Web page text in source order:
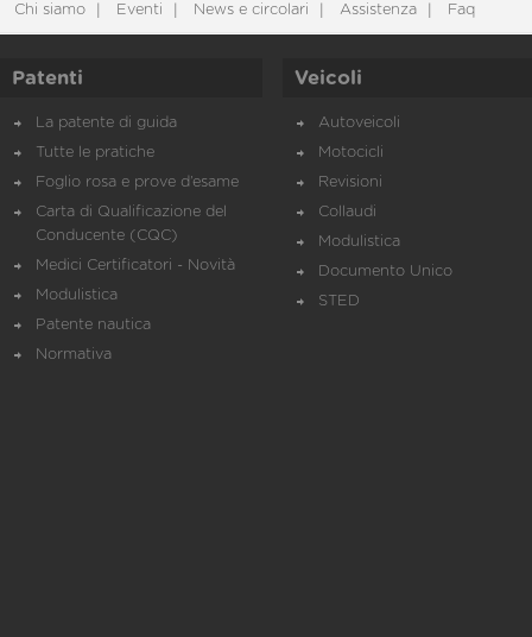
Chi siamo Eventi News e circolari Assistenza Faq
Patenti
La patente di guida
Tutte le pratiche
Foglio rosa e prove d’esame
Carta di Qualificazione del
Conducente (CQC)
Medici Certificatori - Novità
Modulistica
Patente nautica
Normativa
Veicoli
Autoveicoli
Motocicli
Revisioni
Collaudi
Modulistica
Documento Unico
STED